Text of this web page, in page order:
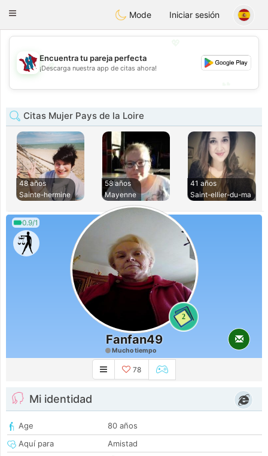
JTaimerais
Toggle
Mode Iniciar sesión
💖
💕
Encuentra tu pareja perfecta
¡Descarga nuestra app de citas ahora!
Citas Mujer Pays de la Loire
48 años
Sainte-hermine
58 años
Mayenne
41 años
Saint-ellier-du-ma
0.9/1
2
Fanfan49
Mucho tiempo
78
Mi identidad
Age
80 años
Aquí para
Amistad